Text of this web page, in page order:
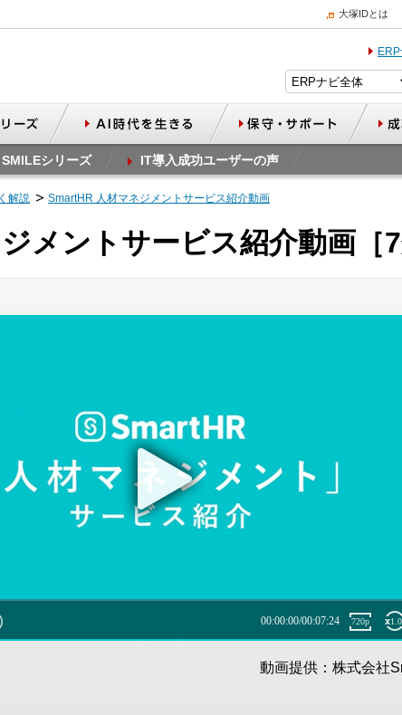
大塚IDとは
SMILEシリーズ IT導入成功ユーザーの声
解説 SmartHR 人材マネジメントサービス紹介動画
メントサービス紹介動画［7
動画提供：株式会社